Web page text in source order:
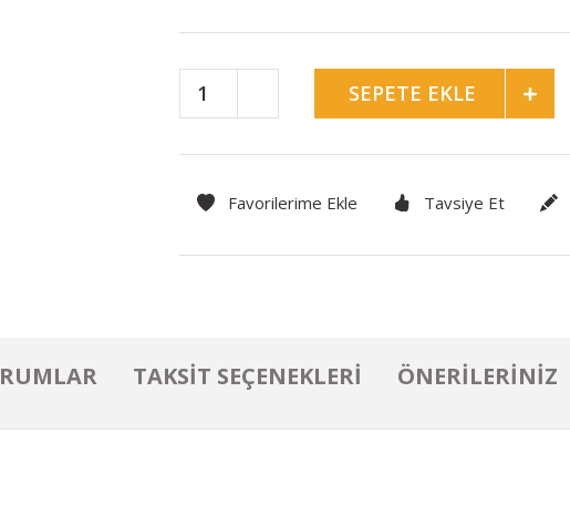
SEPETE EKLE
Tavsiye Et
TAKSIT SEÇENEKLERI ÖNERILERINIZ